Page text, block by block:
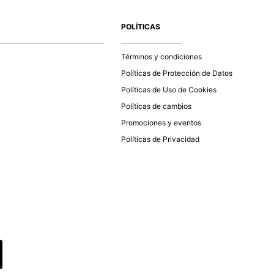
puedes ingresar al menú de “Mi cuenta - Mis Pedidos” en
POLÍTICAS
Términos y condiciones
Políticas de Protección de Datos
Políticas de Uso de Cookies
Políticas de cambios
Promociones y eventos
Políticas de Privacidad